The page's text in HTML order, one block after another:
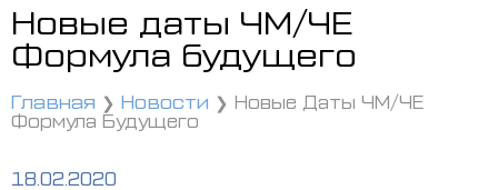
Новые даты ЧМ/ЧЕ
Формула будущего
Главная Новости
Новые Даты ЧМ/ЧЕ
Формула Будущего
18.02.2020